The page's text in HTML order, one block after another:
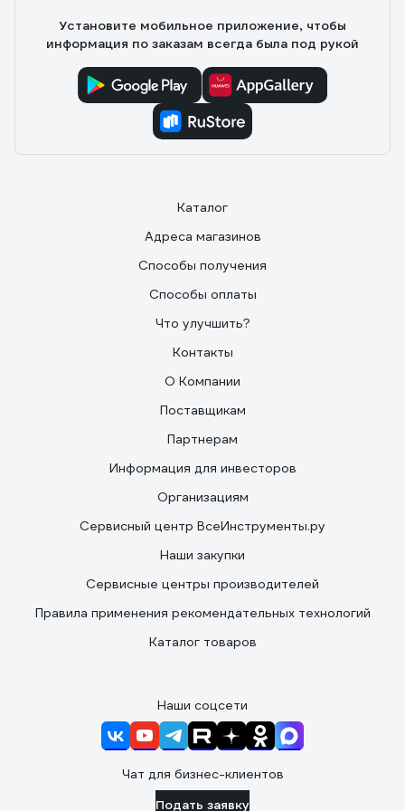
если кто-то просто прошёл мимо, удобно для
контроля. Монтаж простой, внешний вид стильный -
чёрный корпус смотрится аккуратно. В целом,
надёжный вариант за свои деньги.
Установите мобильное приложение, чтобы
информация по заказам всегда была под рукой
Каталог
Адреса магазинов
Способы получения
Способы оплаты
Что улучшить?
Контакты
О Компании
Поставщикам
Партнерам
Информация для инвесторов
Организациям
Сервисный центр ВсеИнструменты.ру
Наши закупки
Сервисные центры производителей
Правила применения рекомендательных технологий
Каталог товаров
Наши соцсети
Чат для бизнес-клиентов
Подать заявку